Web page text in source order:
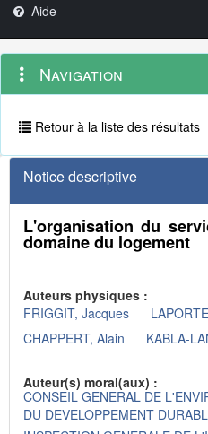
Aide
Navigation
outils
Menu
contextuel
Navigation
Retour à la liste des résultats
Notice descriptive
L'organisation du
domaine du logement
Auteurs physiques :
FRIGGIT, Jacques
CHAPPERT, Alain
KABLA-
Auteur(s) moral(aux) :
CONSEIL GENERAL DE
DU DEVELOPPEMENT